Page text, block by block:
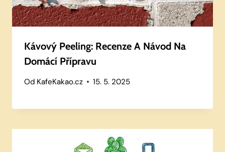
Kávový Peeling: Recenze A Návod Na
Domácí Přípravu
Od KafeKakao.cz 15. 5. 2025